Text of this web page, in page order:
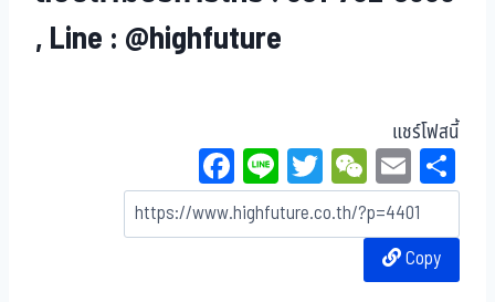
, Line : @highfuture
แชร์โฟสนี้
Fa
ce
bo
Li
ne
T
wi
tt
W
eC
ha
t
E
m
ail
Copy